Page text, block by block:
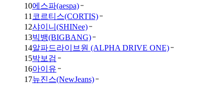
10에스파(aespa)
11 코르티스(CORTIS)
12샤이니(SHINee)
13빅뱅(BIGBANG)
14알파드라이브원 (ALPHA DRIVE ONE)
15박보검
16아이유
17뉴진스(NewJeans)